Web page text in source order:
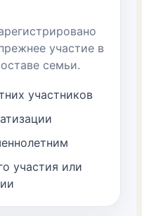
участие в
семьи.
участников
участия или